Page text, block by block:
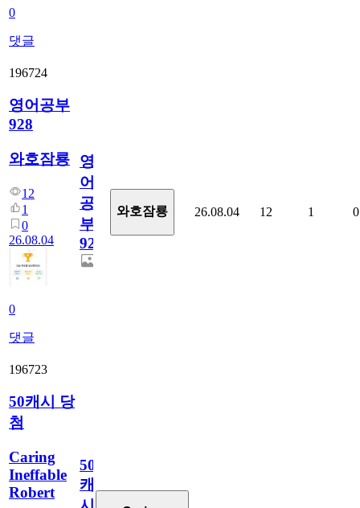
0
댓글
196724
영어공부
928
와호잠룡
12
1
0
26.08.04
0
댓글
영
어
공
부
928
와호잠룡 26.08.04 12 1 0
196723
50캐시 당
첨
Caring
Ineffable
Robert
50
캐